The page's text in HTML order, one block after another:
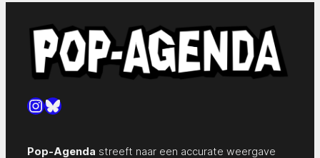
Instagram
Bluesky
Pop-Agenda streeft naar een accurate weergave